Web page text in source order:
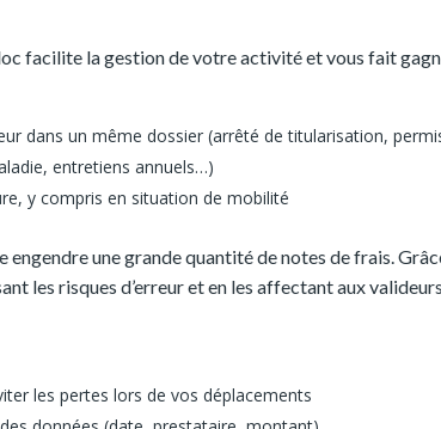
facilite la gestion de votre activité et vous fait
dans un même dossier (arrêté de titularisation,
entretiens annuels…)
y compris en situation de mobilité
une grande quantité de notes de frais.
les risques d’erreur et en les affectant aux valideurs
les pertes lors de vos déplacements